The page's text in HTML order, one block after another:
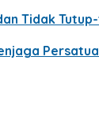
Tidak